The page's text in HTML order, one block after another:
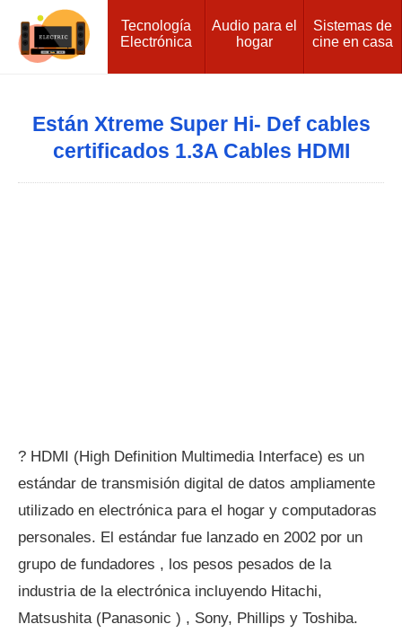
Tecnología
Electrónica
Audio para el
hogar
Sistemas de
cine en casa
Están Xtreme Super Hi- Def cables
certificados 1.3A Cables HDMI
? HDMI (High Definition Multimedia Interface) es un
estándar de transmisión digital de datos ampliamente
utilizado en electrónica para el hogar y computadoras
personales. El estándar fue lanzado en 2002 por un
grupo de fundadores , los pesos pesados ​​de la
industria de la electrónica incluyendo Hitachi,
Matsushita (Panasonic ) , Sony, Phillips y Toshiba.